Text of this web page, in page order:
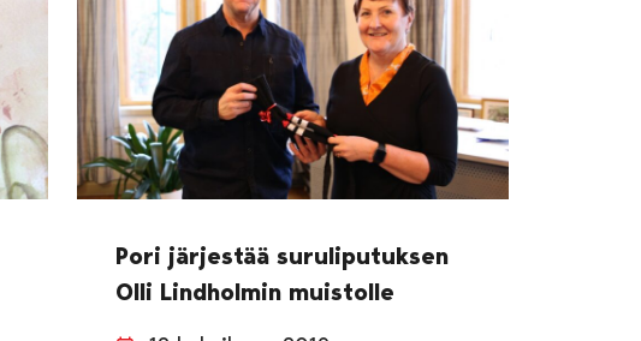
Pori järjestää suruliputuksen
Olli Lindholmin muistolle